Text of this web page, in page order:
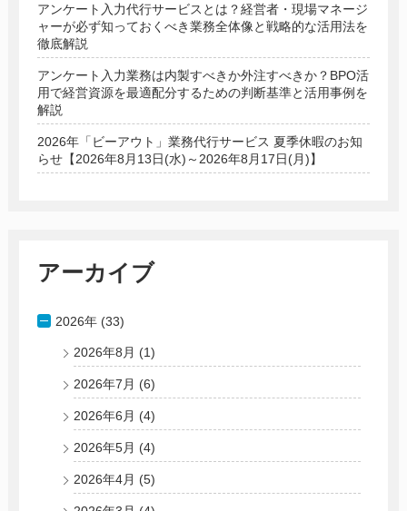
アンケート入力代行サービスとは？経営者・現場マネージ
ャーが必ず知っておくべき業務全体像と戦略的な活用法を
徹底解説
アンケート入力業務は内製すべきか外注すべきか？BPO活
用で経営資源を最適配分するための判断基準と活用事例を
解説
2026年「ビーアウト」業務代行サービス 夏季休暇のお知
らせ【2026年8月13日(水)～2026年8月17日(月)】
アーカイブ
2026年 (33)
2026年8月 (1)
2026年7月 (6)
2026年6月 (4)
2026年5月 (4)
2026年4月 (5)